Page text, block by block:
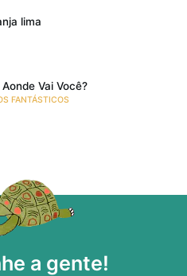
lima
Vai Você?
FANTÁSTICOS
a gente!